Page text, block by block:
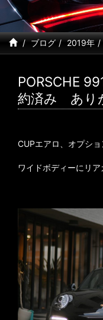
ブログ 2019年
PORSCHE
約済み あり
CUPエアロ、オプシ
ワイドボディーにリア